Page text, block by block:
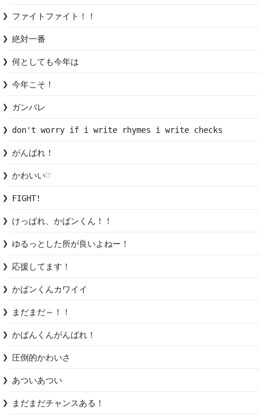
ファイトファイト！！
絶対一番
何としても今年は
今年こそ！
ガンバレ
don't worry if i write rhymes i write checks
がんばれ！
かわいい♡
FIGHT!
けっぱれ、かばンくん！！
ゆるっとした所が良いよねー！
応援してます！
かばンくんカワイイ
まだまだ～！！
かばんくんがんばれ！
圧倒的かわいさ
あついあつい
まだまだチャンスある！